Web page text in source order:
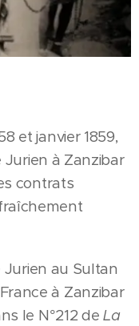
et janvier 1859,
à Zanzibar
contrats
Jurien au Sultan
à Zanzibar
le N°212 de La